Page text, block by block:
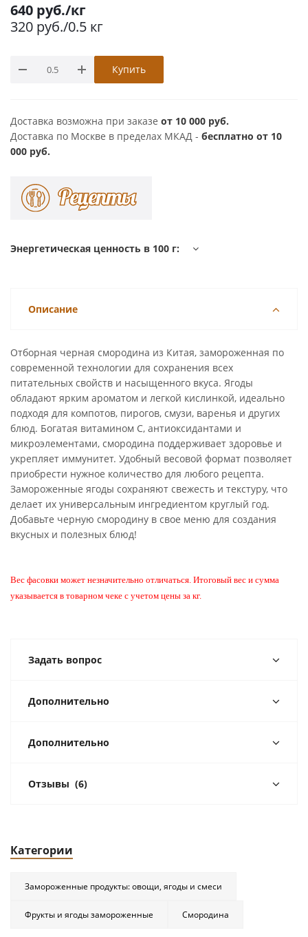
640 руб./кг
320 руб./0.5 кг
Купить
Доставка возможна при заказе от 10 000 руб.
Доставка по Москве в пределах МКАД - бесплатно от 10
000 руб.
Энергетическая ценность в 100 г:
Описание
Отборная черная смородина из Китая, замороженная по
современной технологии для сохранения всех
питательных свойств и насыщенного вкуса. Ягоды
обладают ярким ароматом и легкой кислинкой, идеально
подходя для компотов, пирогов, смузи, варенья и других
блюд. Богатая витамином С, антиоксидантами и
микроэлементами, смородина поддерживает здоровье и
укрепляет иммунитет. Удобный весовой формат позволяет
приобрести нужное количество для любого рецепта.
Замороженные ягоды сохраняют свежесть и текстуру, что
делает их универсальным ингредиентом круглый год.
Добавьте черную смородину в свое меню для создания
вкусных и полезных блюд!
Вес фасовки может незначительно отличаться. Итоговый вес и сумма
указывается в товарном чеке с учетом цены за кг.
Задать вопрос
Дополнительно
Дополнительно
Отзывы (6)
Категории
Замороженные продукты: овощи, ягоды и смеси
Фрукты и ягоды замороженные Смородина